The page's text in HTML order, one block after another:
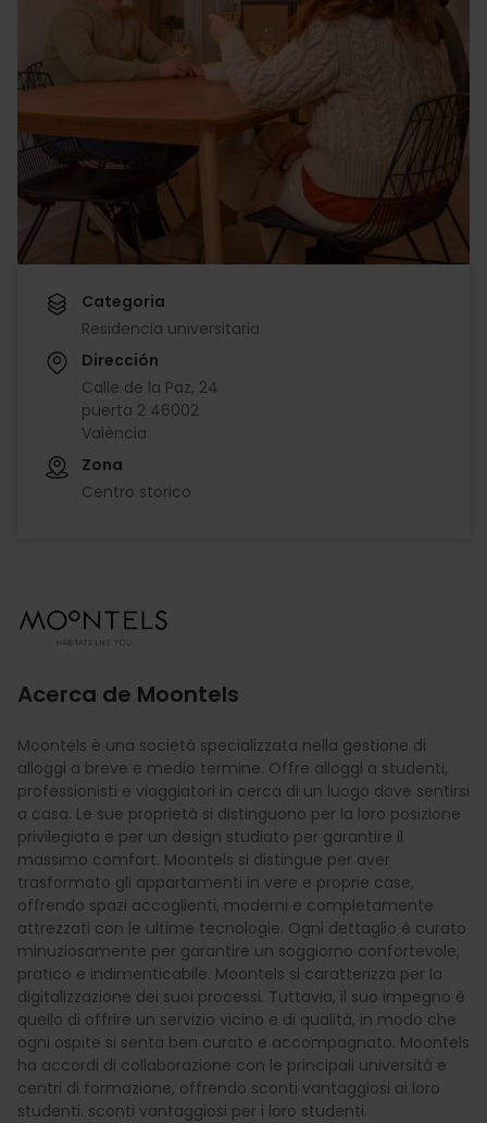
Categoria
Residencia universitaria
Dirección
Calle de la Paz, 24
puerta 2 46002
València
Zona
Centro storico
Acerca de Moontels
Imagen
Moontels è una società specializzata nella gestione di
alloggi a breve e medio termine. Offre alloggi a studenti,
professionisti e viaggiatori in cerca di un luogo dove sentirsi
a casa. Le sue proprietà si distinguono per la loro posizione
privilegiata e per un design studiato per garantire il
massimo comfort. Moontels si distingue per aver
trasformato gli appartamenti in vere e proprie case,
offrendo spazi accoglienti, moderni e completamente
attrezzati con le ultime tecnologie. Ogni dettaglio è curato
minuziosamente per garantire un soggiorno confortevole,
pratico e indimenticabile. Moontels si caratterizza per la
digitalizzazione dei suoi processi. Tuttavia, il suo impegno è
quello di offrire un servizio vicino e di qualità, in modo che
ogni ospite si senta ben curato e accompagnato. Moontels
ha accordi di collaborazione con le principali università e
centri di formazione, offrendo sconti vantaggiosi ai loro
studenti. sconti vantaggiosi per i loro studenti.